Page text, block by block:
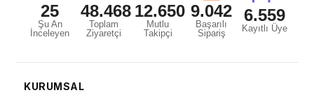
25
Şu An
İnceleyen
48.468
Toplam
Ziyaretçi
12.650
Mutlu
Takipçi
9.042
Başarılı
Sipariş
6.559
Kayıtlı Üye
KURUMSAL